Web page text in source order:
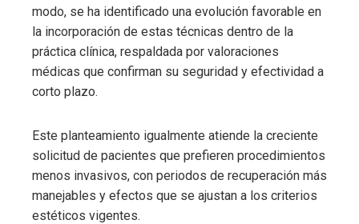
modo, se ha identificado una evolución favorable en
la incorporación de estas técnicas dentro de la
práctica clínica, respaldada por valoraciones
médicas que confirman su seguridad y efectividad a
corto plazo.
Este planteamiento igualmente atiende la creciente
solicitud de pacientes que prefieren procedimientos
menos invasivos, con periodos de recuperación más
manejables y efectos que se ajustan a los criterios
estéticos vigentes.